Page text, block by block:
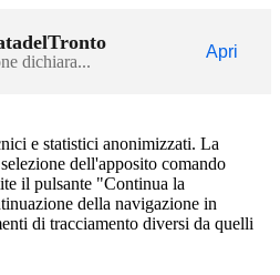
dichiara...
Apri
e statistici anonimizzati. La
dell'apposito comando
il pulsante "Continua la
della navigazione in
di tracciamento diversi da quelli